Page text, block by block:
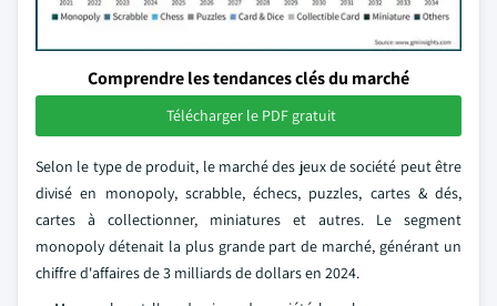
Comprendre les tendances clés du marché
Télécharger le PDF gratuit
Selon le type de produit, le marché des jeux de société peut être
divisé en monopoly, scrabble, échecs, puzzles, cartes & dés,
cartes à collectionner, miniatures et autres. Le segment
monopoly détenait la plus grande part de marché, générant un
chiffre d'affaires de 3 milliards de dollars en 2024.